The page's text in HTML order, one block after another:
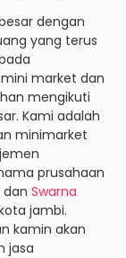
dengan
yang terus
market dan
mengikuti
Kami adalah
minimarket
prusahaan
Swarna
jambi.
kamin akan
jasa